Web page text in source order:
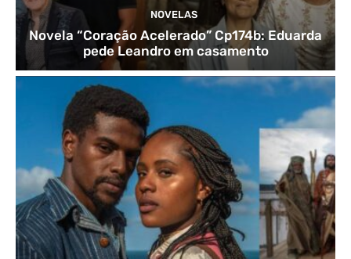
NOVELAS
Novela “Coração Acelerado” Cp174b: Eduarda
pede Leandro em casamento